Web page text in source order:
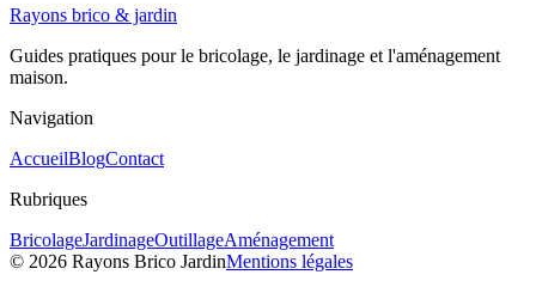
Rayons brico & jardin
Guides pratiques pour le bricolage, le jardinage et l'aménagement
maison.
Navigation
AccueilBlogContact
Rubriques
BricolageJardinageOutillageAménagement
© 2026 Rayons Brico JardinMentions légales